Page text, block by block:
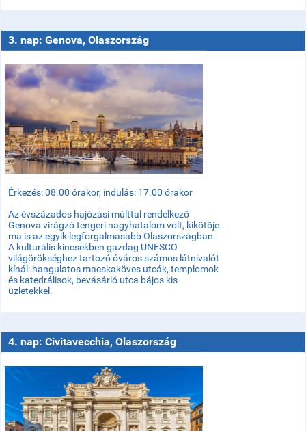
3. nap: Genova, Olaszország
Érkezés: 08.00 órakor, indulás: 17.00 órakor
Az évszázados hajózási múlttal rendelkező
Genova virágzó tengeri nagyhatalom volt, kikötője
ma is az egyik legforgalmasabb Olaszországban.
A kulturális kincsekben gazdag UNESCO
világörökséghez tartozó óváros számos látnivalót
kínál: hangulatos macskaköves utcák, templomok
és katedrálisok, bevásárló utca bájos kis
üzletekkel.
4. nap: Civitavecchia, Olaszország